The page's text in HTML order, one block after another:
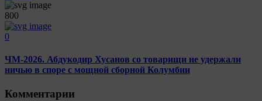
800
0
ЧМ-2026. Абдукодир Хусанов со товарищи не удержали
ничью в споре с мощной сборной Колумбии
Комментарии